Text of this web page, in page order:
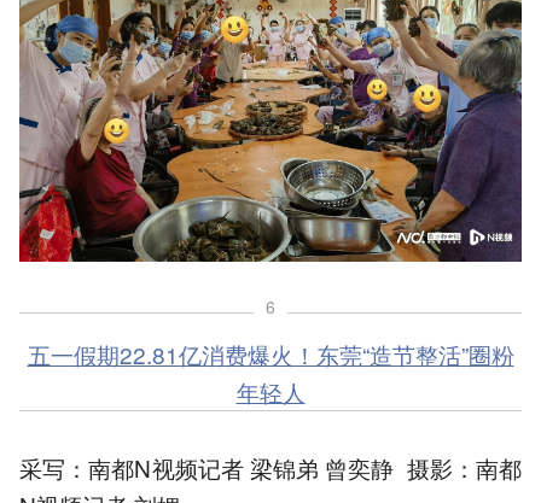
6
五一假期22.81亿消费爆火！东莞“造节整活”圈粉
年轻人
采写：南都N视频记者 梁锦弟 曾奕静 摄影：南都